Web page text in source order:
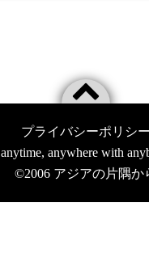
プライバシーポリシー
anytime, anywhere with
©2006 アジアの片隅か